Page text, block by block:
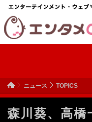
ニュース TOPICS
森川葵、高橋